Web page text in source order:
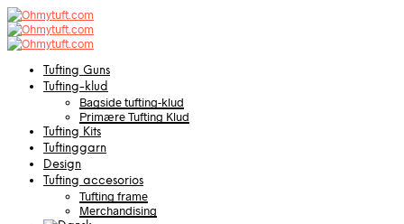
Tufting Guns
Tufting-klud
Bagside tufting-klud
Primære Tufting Klud
Tufting Kits
Tuftinggarn
Design
Tufting accesorios
Tufting frame
Merchandising